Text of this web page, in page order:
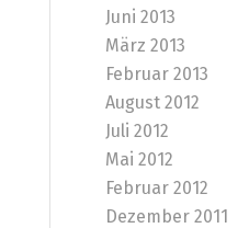
Juni 2013
März 2013
Februar 2013
August 2012
Juli 2012
Mai 2012
Februar 2012
Dezember 2011